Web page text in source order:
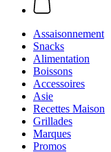
Assaisonnement
Snacks
Alimentation
Boissons
Accessoires
Asie
Recettes Maison
Grillades
Marques
Promos